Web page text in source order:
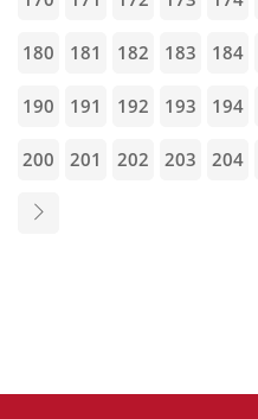
180 181 182 183 184
190 191 192 193 194
200 201 202 203 204